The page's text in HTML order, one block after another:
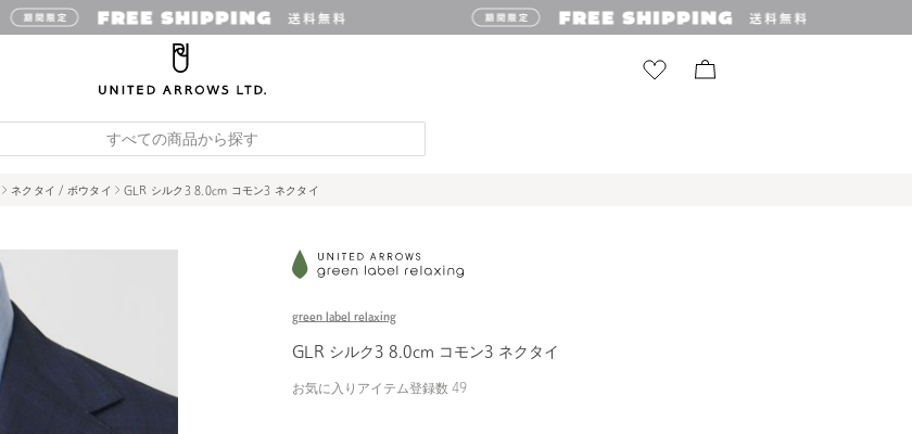
すべての商品から探す
ネクタイ / ボウタイ GLR シルク3 8.0cm コモン3 ネクタイ
green label relaxing
GLR シルク3 8.0cm コモン3 ネクタイ
お気に入りアイテム登録数 49